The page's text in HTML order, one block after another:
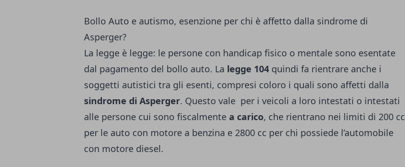
Bollo Auto e autismo, esenzione per chi è affetto dalla sindrome di
Asperger?
La legge è legge: le persone con handicap fisico o mentale sono esentate
dal pagamento del bollo auto. La legge 104 quindi fa rientrare anche i
soggetti autistici tra gli esenti, compresi coloro i quali sono affetti dalla
sindrome di Asperger. Questo vale per i veicoli a loro intestati o intestati
alle persone cui sono fiscalmente a carico, che rientrano nei limiti di 200 cc
per le auto con motore a benzina e 2800 cc per chi possiede l’automobile
con motore diesel.